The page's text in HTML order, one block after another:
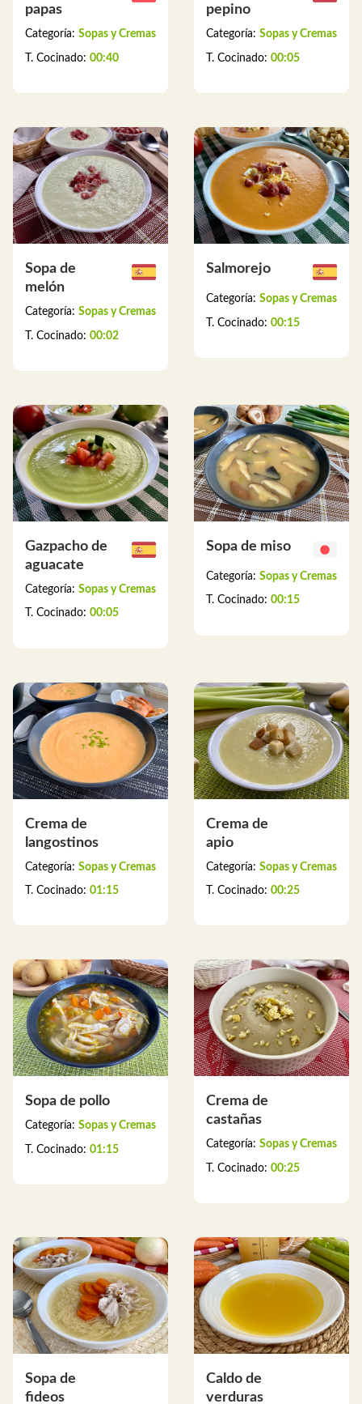
papas
Categoría: Sopas y Cremas
T. Cocinado: 00:40
pepino
Categoría: Sopas y Cremas
T. Cocinado: 00:05
Sopa de
melón
Categoría: Sopas y Cremas
T. Cocinado: 00:02
Salmorejo
Categoría: Sopas y Cremas
T. Cocinado: 00:15
Gazpacho de
aguacate
Categoría: Sopas y Cremas
T. Cocinado: 00:05
Sopa de miso
Categoría: Sopas y Cremas
T. Cocinado: 00:15
Crema de
langostinos
Categoría: Sopas y Cremas
T. Cocinado: 01:15
Crema de
apio
Categoría: Sopas y Cremas
T. Cocinado: 00:25
Sopa de pollo
Categoría: Sopas y Cremas
T. Cocinado: 01:15
Crema de
castañas
Categoría: Sopas y Cremas
T. Cocinado: 00:25
Sopa de
fideos
Caldo de
verduras